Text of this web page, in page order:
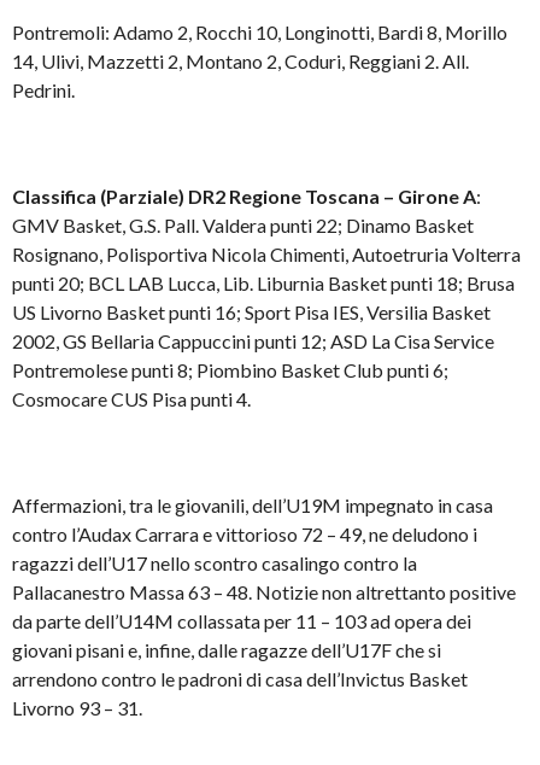
Pontremoli: Adamo 2, Rocchi 10, Longinotti, Bardi 8, Morillo
14, Ulivi, Mazzetti 2, Montano 2, Coduri, Reggiani 2. All.
Pedrini.
Classifica (Parziale) DR2 Regione Toscana – Girone A:
GMV Basket, G.S. Pall. Valdera punti 22; Dinamo Basket
Rosignano, Polisportiva Nicola Chimenti, Autoetruria Volterra
punti 20; BCL LAB Lucca, Lib. Liburnia Basket punti 18; Brusa
US Livorno Basket punti 16; Sport Pisa IES, Versilia Basket
2002, GS Bellaria Cappuccini punti 12; ASD La Cisa Service
Pontremolese punti 8; Piombino Basket Club punti 6;
Cosmocare CUS Pisa punti 4.
Affermazioni, tra le giovanili, dell’U19M impegnato in casa
contro l’Audax Carrara e vittorioso 72 – 49, ne deludono i
ragazzi dell’U17 nello scontro casalingo contro la
Pallacanestro Massa 63 – 48. Notizie non altrettanto positive
da parte dell’U14M collassata per 11 – 103 ad opera dei
giovani pisani e, infine, dalle ragazze dell’U17F che si
arrendono contro le padroni di casa dell’Invictus Basket
Livorno 93 – 31.